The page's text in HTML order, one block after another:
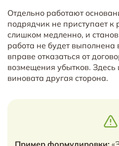
Отдельно работают
подрядчик не приступает к
слишком медленно, и
работа не будет выполнена
вправе отказаться от
возмещения убытков.
виновата другая сторона.